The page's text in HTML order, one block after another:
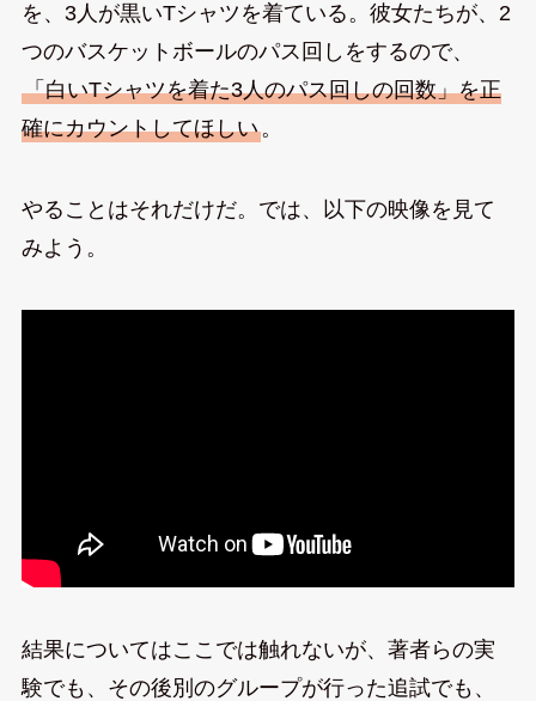
を、3人が黒いTシャツを着ている。彼女たちが、2
つのバスケットボールのパス回しをするので、
「白いTシャツを着た3人のパス回しの回数」を正
確にカウントしてほしい。
やることはそれだけだ。では、以下の映像を見て
みよう。
結果についてはここでは触れないが、著者らの実
験でも、その後別のグループが行った追試でも、